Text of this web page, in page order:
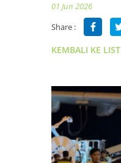
01 Jun 2026
Share :
KEMBALI KE LIST